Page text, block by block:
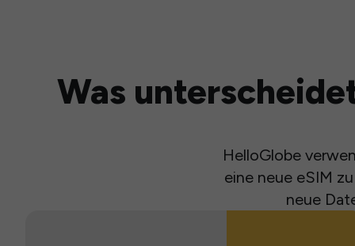
Was
HelloGlobe
eine neue eSIM
neue